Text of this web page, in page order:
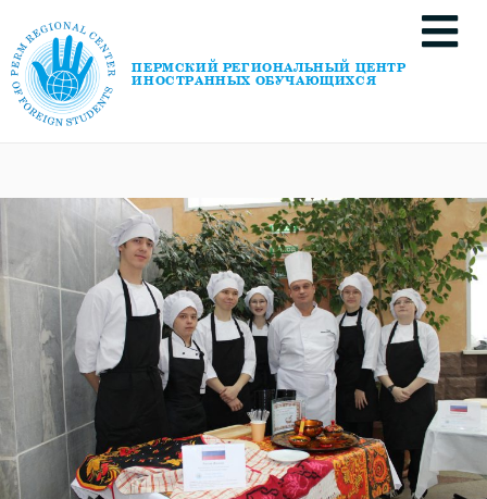
ПЕРМСКИЙ РЕГИОНАЛЬНЫЙ ЦЕНТР
ИНОСТРАННЫХ ОБУЧАЮЩИХСЯ